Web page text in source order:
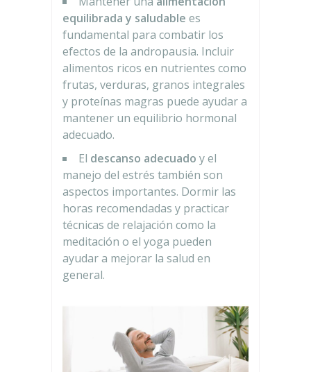
equilibrada y saludable es
fundamental para combatir los
efectos de la andropausia. Incluir
alimentos ricos en nutrientes como
frutas, verduras, granos integrales
y proteínas magras puede ayudar a
mantener un equilibrio hormonal
adecuado.
El descanso adecuado y el
manejo del estrés también son
aspectos importantes. Dormir las
horas recomendadas y practicar
técnicas de relajación como la
meditación o el yoga pueden
ayudar a mejorar la salud en
general.